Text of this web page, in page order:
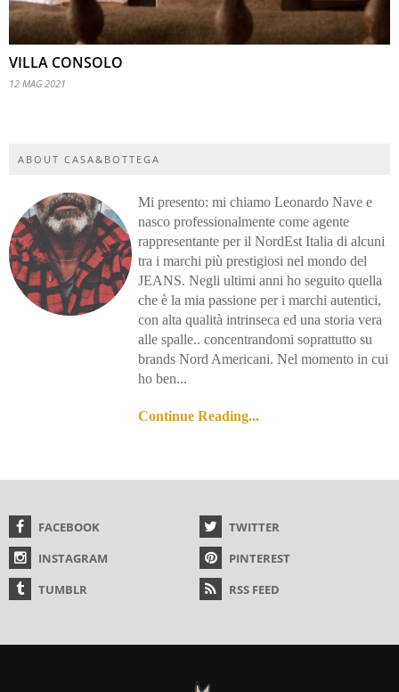
VILLA CONSOLO
12 MAG 2021
ABOUT CASA&BOTTEGA
Mi presento: mi chiamo Leonardo Nave e
nasco professionalmente come agente
rappresentante per il NordEst Italia di alcuni
tra i marchi più prestigiosi nel mondo del
JEANS. Negli ultimi anni ho seguito quella
che è la mia passione per i marchi autentici,
con alta qualità intrinseca ed una storia vera
alle spalle.. concentrandomi soprattutto su
brands Nord Americani. Nel momento in cui
ho ben...
Continue Reading...
FACEBOOK
TWITTER
INSTAGRAM
PINTEREST
TUMBLR
RSS FEED